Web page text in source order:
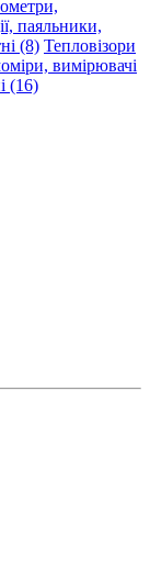
паяльники,
(8) Тепловізори
вимірювачі
(16)